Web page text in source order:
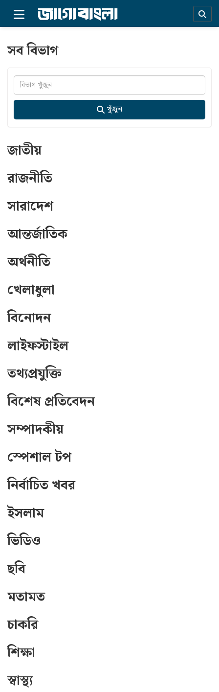
×
প্রচ্ছদ
সর্বশেষ
বিভাগ
আর্কাইভ
কনভার্টার
সব বিভাগ
খুঁজুন
জাতীয়
রাজনীতি
সারাদেশ
আন্তর্জাতিক
অর্থনীতি
খেলাধুলা
বিনোদন
লাইফস্টাইল
তথ্যপ্রযুক্তি
বিশেষ প্রতিবেদন
সম্পাদকীয়
স্পেশাল টপ
নির্বাচিত খবর
ইসলাম
ভিডিও
ছবি
মতামত
চাকরি
শিক্ষা
স্বাস্থ্য